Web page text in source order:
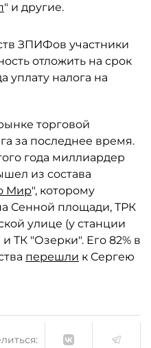
" и другие.
ЗПИФов участники
отложить на срок
налога на
торговой
за последнее время.
года миллиардер
из состава
Мир", которому
Сенной площади, ТРК
улице (у станции
ТК "Озерки". Его 82% в
перешли к Сергею